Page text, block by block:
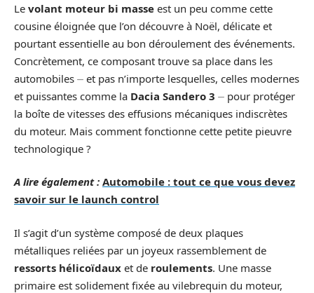
Le volant moteur bi masse est un peu comme cette
cousine éloignée que l’on découvre à Noël, délicate et
pourtant essentielle au bon déroulement des événements.
Concrètement, ce composant trouve sa place dans les
automobiles ⏤ et pas n’importe lesquelles, celles modernes
et puissantes comme la Dacia Sandero 3 ⏤ pour protéger
la boîte de vitesses des effusions mécaniques indiscrètes
du moteur. Mais comment fonctionne cette petite pieuvre
technologique ?
A lire également : Automobile : tout ce que vous devez
savoir sur le launch control
Il s’agit d’un système composé de deux plaques
métalliques reliées par un joyeux rassemblement de
ressorts hélicoïdaux et de roulements. Une masse
primaire est solidement fixée au vilebrequin du moteur,